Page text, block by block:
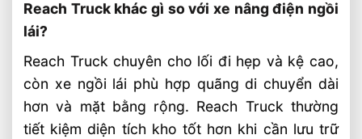
Reach Truck khác gì so với xe nâng điện ngồi
lái?
Reach Truck chuyên cho lối đi hẹp và kệ cao,
còn xe ngồi lái phù hợp quãng di chuyển dài
hơn và mặt bằng rộng. Reach Truck thường
tiết kiệm diện tích kho tốt hơn khi cần lưu trữ